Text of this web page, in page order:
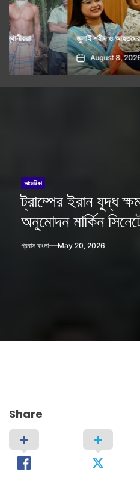
জুলাই শহীদ ও আহতদের পরিবারের হাতে
August 8, 2026
আমেরিকা
ট্রাম্পের ইরান যুদ্ধ
অনুমোদন মার্কিন
প্রবাস বাংলা May 20, 2026
Share